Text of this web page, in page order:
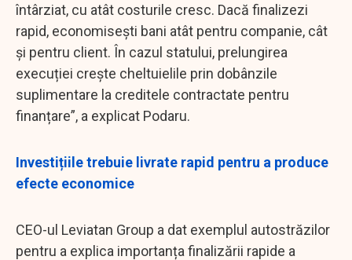
întârziat, cu atât costurile cresc. Dacă finalizezi
rapid, economisești bani atât pentru companie, cât
și pentru client. În cazul statului, prelungirea
execuției crește cheltuielile prin dobânzile
suplimentare la creditele contractate pentru
finanțare”, a explicat Podaru.
Investițiile trebuie livrate rapid pentru a produce
efecte economice
CEO-ul Leviatan Group a dat exemplul autostrăzilor
pentru a explica importanța finalizării rapide a